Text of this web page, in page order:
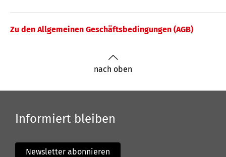
Zu den Allgemeinen Geschäftsbedingungen (AGB)
nach oben
Informiert bleiben
Newsletter abonnieren